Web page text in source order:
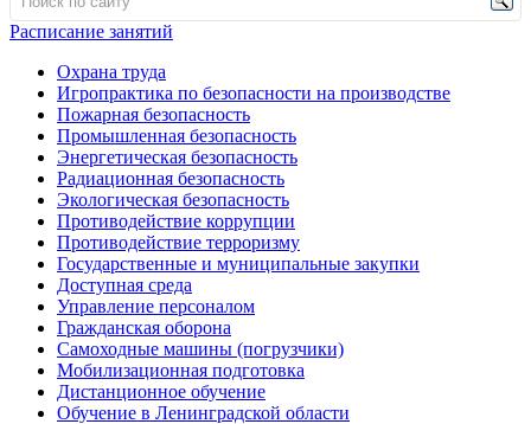
Расписание занятий
Охрана труда
Игропрактика по безопасности на производстве
Пожарная безопасность
Промышленная безопасность
Энергетическая безопасность
Радиационная безопасность
Экологическая безопасность
Противодействие коррупции
Противодействие терроризму
Государственные и муниципальные закупки
Доступная среда
Управление персоналом
Гражданская оборона
Самоходные машины (погрузчики)
Мобилизационная подготовка
Дистанционное обучение
Обучение в Ленинградской области